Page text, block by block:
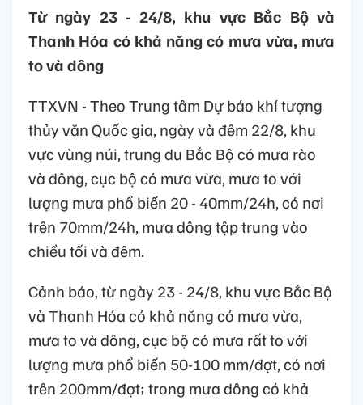
Từ ngày 23 - 24/8, khu vực Bắc Bộ và
Thanh Hóa có khả năng có mưa vừa, mưa
to và dông
TTXVN - Theo Trung tâm Dự báo khí tượng
thủy văn Quốc gia, ngày và đêm 22/8, khu
vực vùng núi, trung du Bắc Bộ có mưa rào
và dông, cục bộ có mưa vừa, mưa to với
lượng mưa phổ biến 20 - 40mm/24h, có nơi
trên 70mm/24h, mưa dông tập trung vào
chiều tối và đêm.
Cảnh báo, từ ngày 23 - 24/8, khu vực Bắc Bộ
và Thanh Hóa có khả năng có mưa vừa,
mưa to và dông, cục bộ có mưa rất to với
lượng mưa phổ biến 50-100 mm/đợt, có nơi
trên 200mm/đợt; trong mưa dông có khả